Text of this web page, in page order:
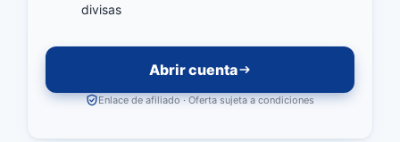
divisas
Abrir cuenta
Enlace de afiliado · Oferta sujeta a condiciones